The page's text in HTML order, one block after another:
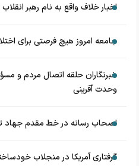
اخبار خلاف واقع به نام رهبر
جامعه امروز هیچ فرصتی برای
خبرنگاران حلقه اتصال مردم و
وحدت آفرینی
اصحاب رسانه در خط مقدم جهاد
گرفتاری آمریکا در منجلاب